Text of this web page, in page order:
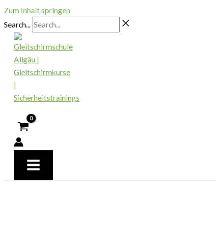
Zum Inhalt springen
Search...